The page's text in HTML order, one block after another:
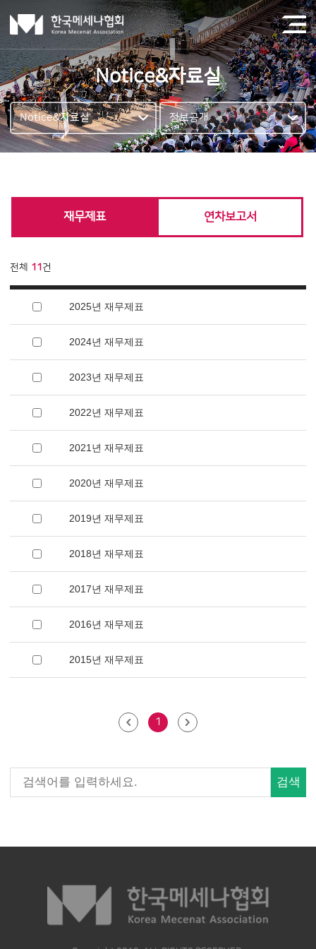
Notice&자료실
Notice&자료실 정보공개
재무제표 연차보고서
전체 11건
2025년 재무제표
2024년 재무제표
2023년 재무제표
2022년 재무제표
2021년 재무제표
2020년 재무제표
2019년 재무제표
2018년 재무제표
2017년 재무제표
2016년 재무제표
2015년 재무제표
1
검색